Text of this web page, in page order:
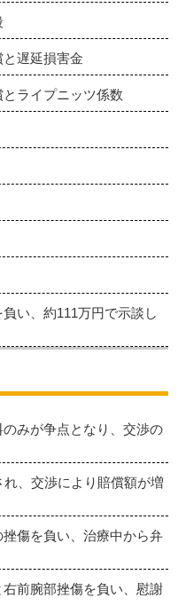
と遅延損害金
とライプニッツ係数
い、約111万円で示談し
みが争点となり、交渉の
、交渉により賠償額が増
傷を負い、治療中から弁
前腕部挫傷を負い、慰謝